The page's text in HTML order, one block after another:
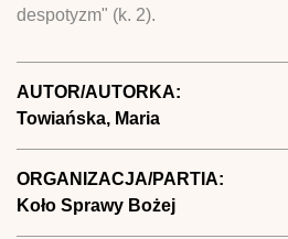
despotyzm" (k. 2).
AUTOR/AUTORKA:
Towiańska, Maria
ORGANIZACJA/PARTIA:
Koło Sprawy Bożej